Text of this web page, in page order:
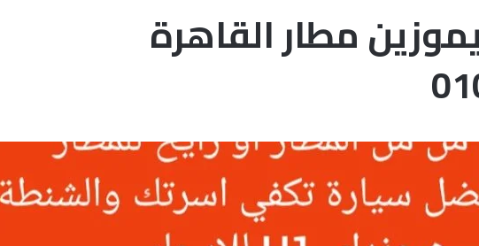
مطار القاهرة
قناة للسياحة دوت كوم – عروض
ع
ر
ك
ا
ن
عروض شركات النقل السياحي